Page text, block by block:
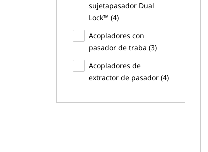
sujetapasador Dual
Lock™ (4)
Acopladores con
pasador de traba (3)
Acopladores de
extractor de pasador (4)